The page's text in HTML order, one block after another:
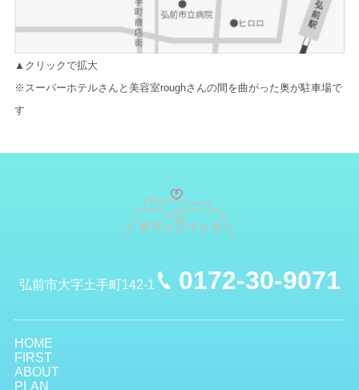
▲クリックで拡大
※スーパーホテルさんと美容室roughさんの間を曲がった奥が駐車場で
す
HOME
FIRST
ABOUT
PLAN
弘前市大字土手町142-1 0172-30-9071